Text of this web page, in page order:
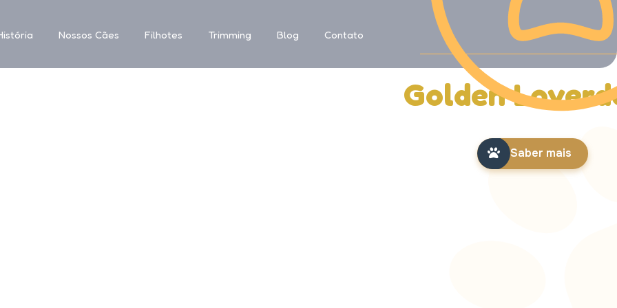
Nossos Cães Filhotes Trimming Blog Contato
Saiba mais
História da
Golden
Saber mais